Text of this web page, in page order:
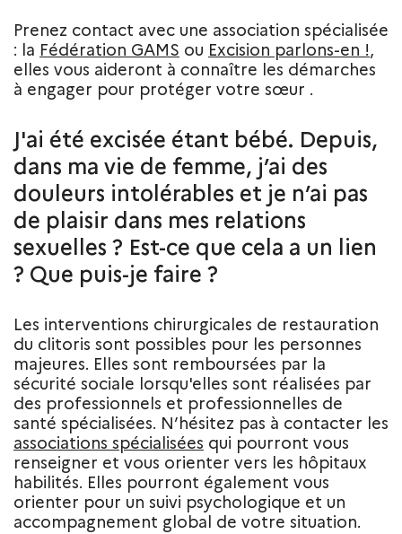
Prenez contact avec une association spécialisée
: la Fédération GAMS ou Excision parlons-en !,
elles vous aideront à connaître les démarches
à engager pour protéger votre sœur .
J'ai été excisée étant bébé. Depuis,
dans ma vie de femme, j’ai des
douleurs intolérables et je n’ai pas
de plaisir dans mes relations
sexuelles ? Est-ce que cela a un lien
? Que puis-je faire ?
Les interventions chirurgicales de restauration
du clitoris sont possibles pour les personnes
majeures. Elles sont remboursées par la
sécurité sociale lorsqu'elles sont réalisées par
des professionnels et professionnelles de
santé spécialisées. N’hésitez pas à contacter les
associations spécialisées qui pourront vous
renseigner et vous orienter vers les hôpitaux
habilités. Elles pourront également vous
orienter pour un suivi psychologique et un
accompagnement global de votre situation.